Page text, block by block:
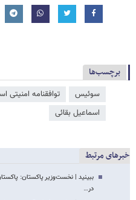
برچسب‌ها
سوئیس توافقنامه امنیتی
اسماعیل بقائی
خبرهای مرتبط
ببینید | نخست‌وزیر پاکستان:
در…